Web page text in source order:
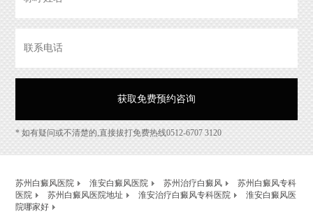
* 如有疑问或不清楚的,直接拔打免费热线0512-6707 3120
苏州白癜风医院 淮安白癜风医院 苏州治疗白癜风
苏州白癜风专科
医院
苏州白癜风医院地址 淮安治疗白癜风专科医院
淮安白癜风医
院哪家好